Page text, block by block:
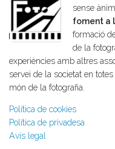
sense
foment a
formació
de la
experiències amb altres
servei de la societat en
món de la fotografia.
Política de cookies
Política de privadesa
Avís legal